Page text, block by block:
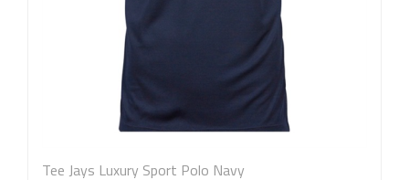
Tee Jays Luxury Sport Polo Navy